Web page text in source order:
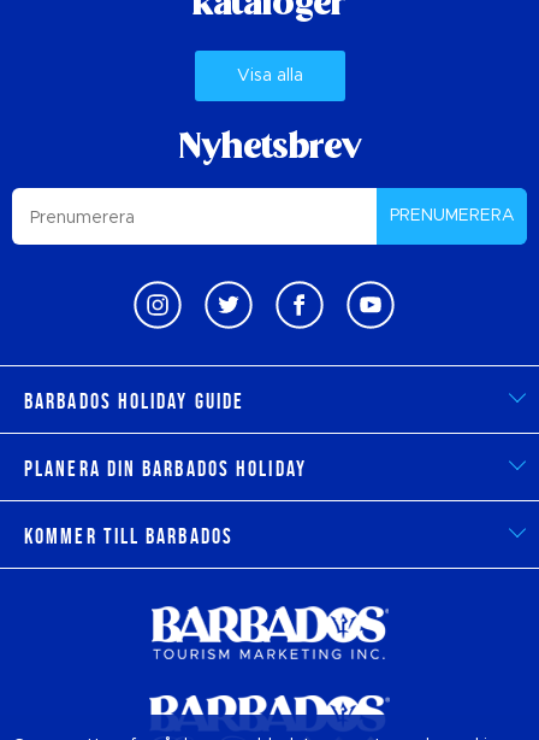
Visa alla
Nyhetsbrev
PRENUMERERA
Barbados Holiday Guide
Planera din Barbados Holiday
Kommer till Barbados